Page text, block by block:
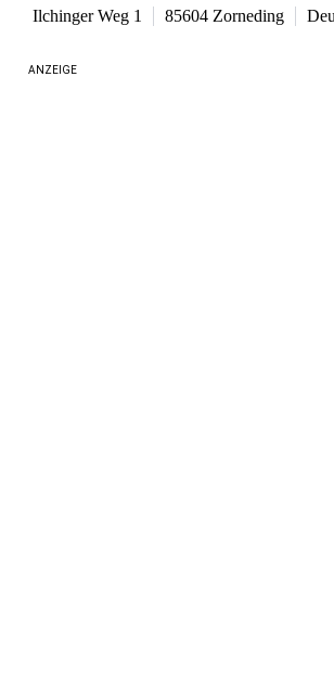
Ilchinger Weg 1 85604 Zorneding
ANZEIGE